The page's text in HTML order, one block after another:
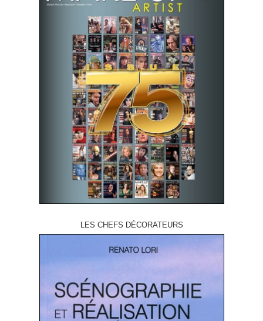
LES CHEFS DÉCORATEURS